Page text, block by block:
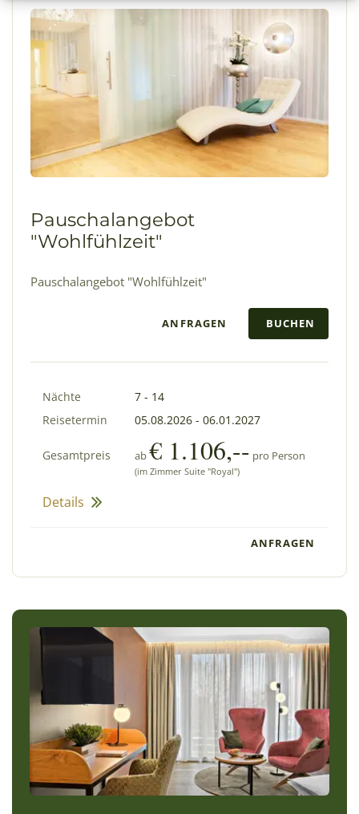
Pauschalangebot
"Wohlfühlzeit"
Pauschalangebot "Wohlfühlzeit"
BUCHEN
ANFRAGEN
Nächte
7 - 14
Reisetermin
05.08.2026 - 06.01.2027
Gesamtpreis ab€ 1.106,-- pro Person
(im Zimmer Suite "Royal")
Details
ANFRAGEN